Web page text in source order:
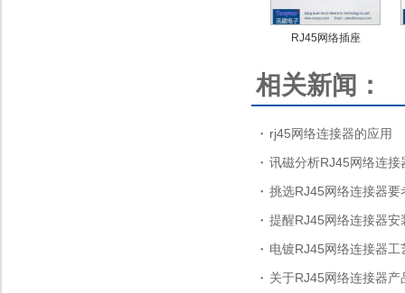
RJ45网络插座
相关新闻：
rj45网络连接器的应用
讯磁分析RJ45网络连接
挑选RJ45网络连接器要
提醒RJ45网络连接器安
电镀RJ45网络连接器工
关于RJ45网络连接器